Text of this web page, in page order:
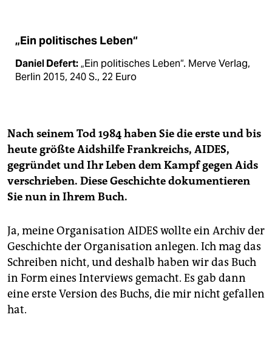
„Ein politisches Leben“
Daniel Defert:„Ein politisches Leben“. Merve Verlag,
Berlin 2015, 240 S., 22 Euro
Nach seinem Tod 1984 haben Sie die erste und bis
heute größte Aidshilfe Frankreichs, AIDES,
gegründet und Ihr Leben dem Kampf gegen Aids
verschrieben. Diese Geschichte dokumentieren
Sie nun in Ihrem Buch.
Ja, meine Organisation AIDES wollte ein Archiv der
Geschichte der Organisation anlegen. Ich mag das
Schreiben nicht, und deshalb haben wir das Buch
in Form eines Interviews gemacht. Es gab dann
eine erste Version des Buchs, die mir nicht gefallen
hat.